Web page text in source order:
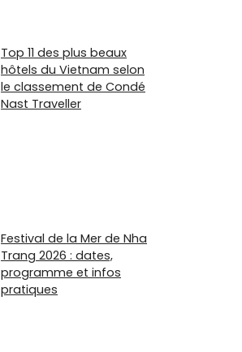
Top 11 des plus beaux
hôtels du Vietnam selon
le classement de Condé
Nast Traveller
Festival de la Mer de Nha
Trang 2026 : dates,
programme et infos
pratiques